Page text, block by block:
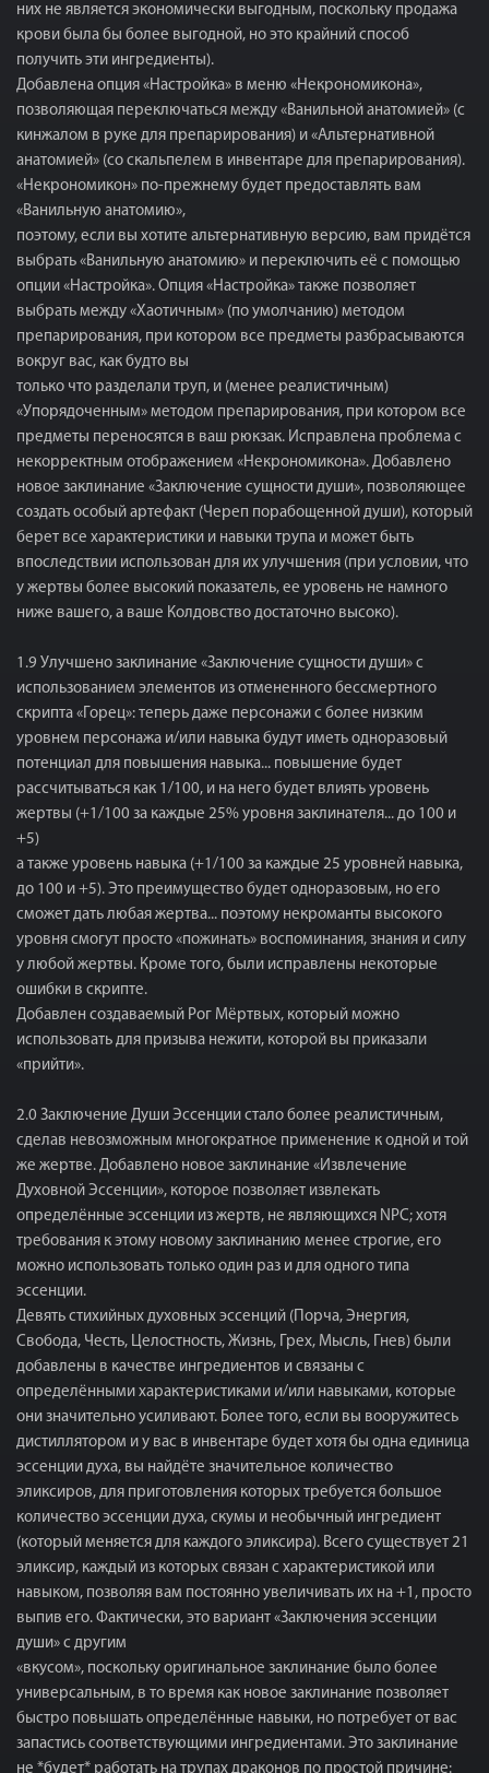
них не является экономически выгодным, поскольку продажа
крови была бы более выгодной, но это крайний способ
получить эти ингредиенты).
Добавлена ​​опция «Настройка» в меню «Некрономикона»,
позволяющая переключаться между «Ванильной анатомией» (с
кинжалом в руке для препарирования) и «Альтернативной
анатомией» (со скальпелем в инвентаре для препарирования).
«Некрономикон» по-прежнему будет предоставлять вам
«Ванильную анатомию»,
поэтому, если вы хотите альтернативную версию, вам придётся
выбрать «Ванильную анатомию» и переключить её с помощью
опции «Настройка». Опция «Настройка» также позволяет
выбрать между «Хаотичным» (по умолчанию) методом
препарирования, при котором все предметы разбрасываются
вокруг вас, как будто вы
только что разделали труп, и (менее реалистичным)
«Упорядоченным» методом препарирования, при котором все
предметы переносятся в ваш рюкзак. Исправлена ​​проблема с
некорректным отображением «Некрономикона». Добавлено
новое заклинание «Заключение сущности души», позволяющее
создать особый артефакт (Череп порабощенной души), который
берет все характеристики и навыки трупа и может быть
впоследствии использован для их улучшения (при условии, что
у жертвы более высокий показатель, ее уровень не намного
ниже вашего, а ваше Колдовство достаточно высоко).
1.9 Улучшено заклинание «Заключение сущности души» с
использованием элементов из отмененного бессмертного
скрипта «Горец»: теперь даже персонажи с более низким
уровнем персонажа и/или навыка будут иметь одноразовый
потенциал для повышения навыка... повышение будет
рассчитываться как 1/100, и на него будет влиять уровень
жертвы (+1/100 за каждые 25% уровня заклинателя... до 100 и
+5)
а также уровень навыка (+1/100 за каждые 25 уровней навыка,
до 100 и +5). Это преимущество будет одноразовым, но его
сможет дать любая жертва... поэтому некроманты высокого
уровня смогут просто «пожинать» воспоминания, знания и силу
у любой жертвы. Кроме того, были исправлены некоторые
ошибки в скрипте.
Добавлен создаваемый Рог Мёртвых, который можно
использовать для призыва нежити, которой вы приказали
«прийти».
2.0 Заключение Души Эссенции стало более реалистичным,
сделав невозможным многократное применение к одной и той
же жертве. Добавлено новое заклинание «Извлечение
Духовной Эссенции», которое позволяет извлекать
определённые эссенции из жертв, не являющихся NPC; хотя
требования к этому новому заклинанию менее строгие, его
можно использовать только один раз и для одного типа
эссенции.
Девять стихийных духовных эссенций (Порча, Энергия,
Свобода, Честь, Целостность, Жизнь, Грех, Мысль, Гнев) были
добавлены в качестве ингредиентов и связаны с
определёнными характеристиками и/или навыками, которые
они значительно усиливают. Более того, если вы вооружитесь
дистиллятором и у вас в инвентаре будет хотя бы одна единица
эссенции духа, вы найдёте значительное количество
эликсиров, для приготовления которых требуется большое
количество эссенции духа, скумы и необычный ингредиент
(который меняется для каждого эликсира). Всего существует 21
эликсир, каждый из которых связан с характеристикой или
навыком, позволяя вам постоянно увеличивать их на +1, просто
выпив его. Фактически, это вариант «Заключения эссенции
души» с другим
«вкусом», поскольку оригинальное заклинание было более
универсальным, в то время как новое заклинание позволяет
быстро повышать определённые навыки, но потребует от вас
запастись соответствующими ингредиентами. Это заклинание
не *будет* работать на трупах драконов по простой причине: